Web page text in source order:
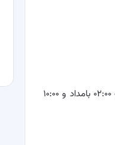
این سریال هر روز راس ساعت ۶ بعدازظهر از شبکه آی فیلم پخش می شود و بازپخش آن راس ساعت ۰۲:۰۰ بامداد و ۱۰:۰۰